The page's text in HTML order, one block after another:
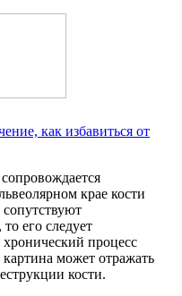
как избавиться от
крае кости
его следует
процесс
может отражать
кости.